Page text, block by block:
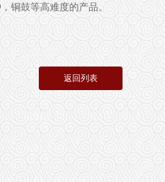
铜鼓等高难度的产品。
返回列表